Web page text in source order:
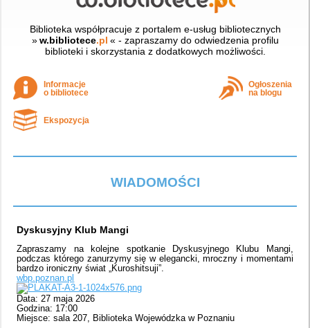
Biblioteka współpracuje z portalem e-usług bibliotecznych
» w.bibliotece.pl « - zapraszamy do odwiedzenia profilu
biblioteki i skorzystania z dodatkowych możliwości.
Informacje
o bibliotece
Ogłoszenia
na blogu
Ekspozycja
WIADOMOŚCI
Dyskusyjny Klub Mangi
Zapraszamy na kolejne spotkanie Dyskusyjnego Klubu Mangi,
podczas którego zanurzymy się w elegancki, mroczny i momentami
bardzo ironiczny świat „Kuroshitsuji”.
wbp.poznan.pl
Data: 27 maja 2026
Godzina: 17:00
Miejsce: sala 207, Biblioteka Wojewódzka w Poznaniu